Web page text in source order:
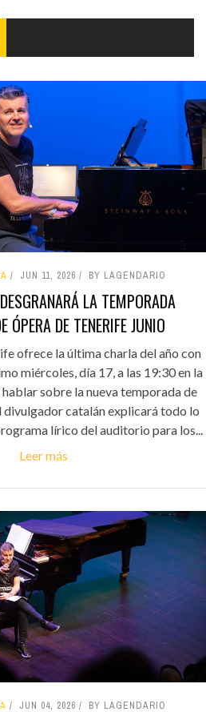
JUN 11, 2026 BY LAGENDARIO
LA TEMPORADA
DE TENERIFE JUNIO
ofrece la última charla del año con
miércoles, día 17, a las 19:30 en la
hablar sobre la nueva temporada de
divulgador catalán explicará todo lo
lírico del auditorio para los...
Leer más
JUN 04, 2026 BY LAGENDARIO